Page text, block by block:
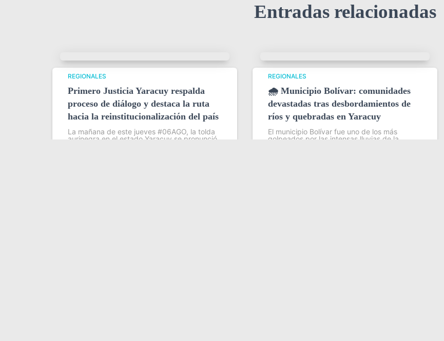
Entradas relacionadas
REGIONALES
Primero Justicia Yaracuy respalda
proceso de diálogo y destaca la ruta
hacia la reinstitucionalización del país
La mañana de este jueves #06AGO, la tolda
aurinegra en el estado Yaracuy se pronunció
REGIONALES
🌧️ Municipio Bolívar: comunidades
devastadas tras desbordamientos de
ríos y quebradas en Yaracuy
El municipio Bolívar fue uno de los más
golpeados por las intensas lluvias de la